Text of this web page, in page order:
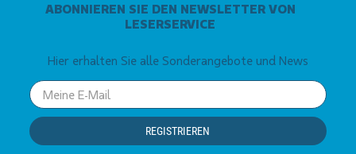
ABONNIEREN SIE DEN NEWSLETTER VON
LESERSERVICE
Hier erhalten Sie alle Sonderangebote und News
Your
email
REGISTRIEREN